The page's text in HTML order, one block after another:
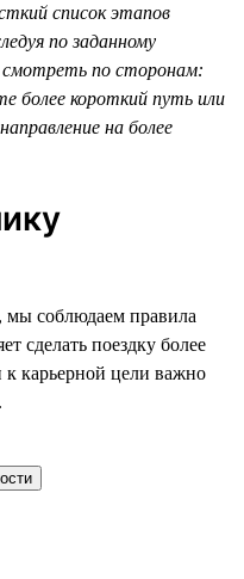
список этапов
по заданному
по сторонам:
более короткий путь или
на более
мы соблюдаем правила
сделать поездку более
карьерной цели важно